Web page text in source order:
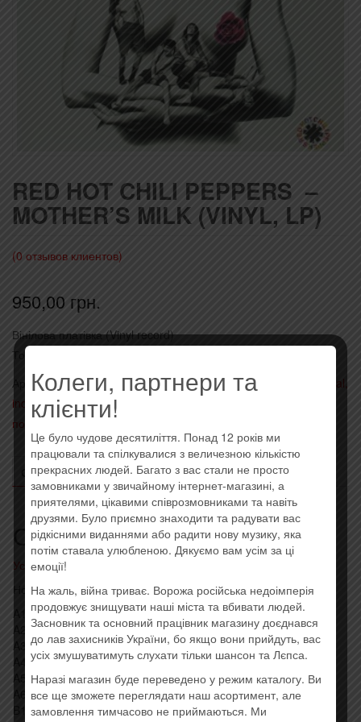
RED HOT CHILI PEPPERS ‎ –
MOTHER’S MILK (VINYL, LP)
(0 отзывов клиентов)
950,00 грн.
Вінілова платівка (Vinyl record)
Товар закінчився!
Артикул:5099969817212 Категории:- Alternative rock, nu metal,
industrial,Иностранные исполнители на виниле
поступления
ОПИСАНИЕ ОТЗЫВЫ (0)
Описание
Усі товари: Red Hot Chili Peppers ‎
Новая виниловая пластинка. Штрихкод: 5099969817212
A1 Good Time Boys 4:51
A2 Higher Ground 3:15
A3 Subway To Venus 4:17
A4 Magic Johnson 2:47
A5 Nobody Weird Like Me 3:45
A6 Knock Me Down 4:35
B1 Taste The Pain 4:20
Колеги, партнери та
клієнти!
Це було чудове десятиліття. Понад 12 років ми
працювали та спілкувалися з величезною кількістю
прекрасних людей. Багато з вас стали не просто
замовниками у звичайному інтернет-магазині, а
приятелями, цікавими співрозмовниками та навіть
друзями. Було приємно знаходити та радувати вас
рідкісними виданнями або радити нову музику, яка
потім ставала улюбленою. Дякуємо вам усім за ці
емоції!
На жаль, війна триває. Ворожа російська недоімперія
продовжує знищувати наші міста та вбивати людей.
Засновник та основний працівник магазину доєднався
до лав захисників України, бо якщо вони прийдуть, вас
усіх змушуватимуть слухати тільки шансон та Лєпса.
Наразі магазин буде переведено у режим каталогу. Ви
все ще зможете переглядати наш асортимент, але
замовлення тимчасово не приймаються. Ми